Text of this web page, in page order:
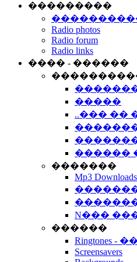
���������
Radio photos
Radio forum
Radio links
���� - ������
�����
..��� ��
������
�������
Mp3
N���
������
Ringtones -
Screensavers